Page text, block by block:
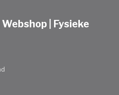
| Fysieke